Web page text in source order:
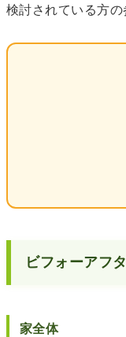
検討されている方の
ビフォーアフ
家全体